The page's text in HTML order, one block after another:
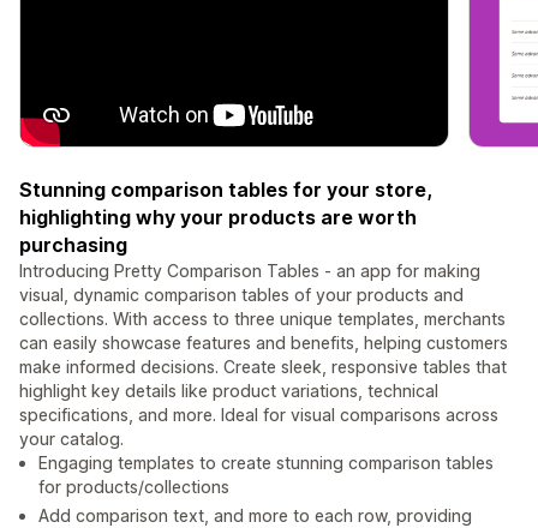
Stunning comparison tables for your store,
highlighting why your products are worth
purchasing
Introducing Pretty Comparison Tables - an app for making
visual, dynamic comparison tables of your products and
collections. With access to three unique templates, merchants
can easily showcase features and benefits, helping customers
make informed decisions. Create sleek, responsive tables that
highlight key details like product variations, technical
specifications, and more. Ideal for visual comparisons across
your catalog.
Engaging templates to create stunning comparison tables
for products/collections
Add comparison text, and more to each row, providing